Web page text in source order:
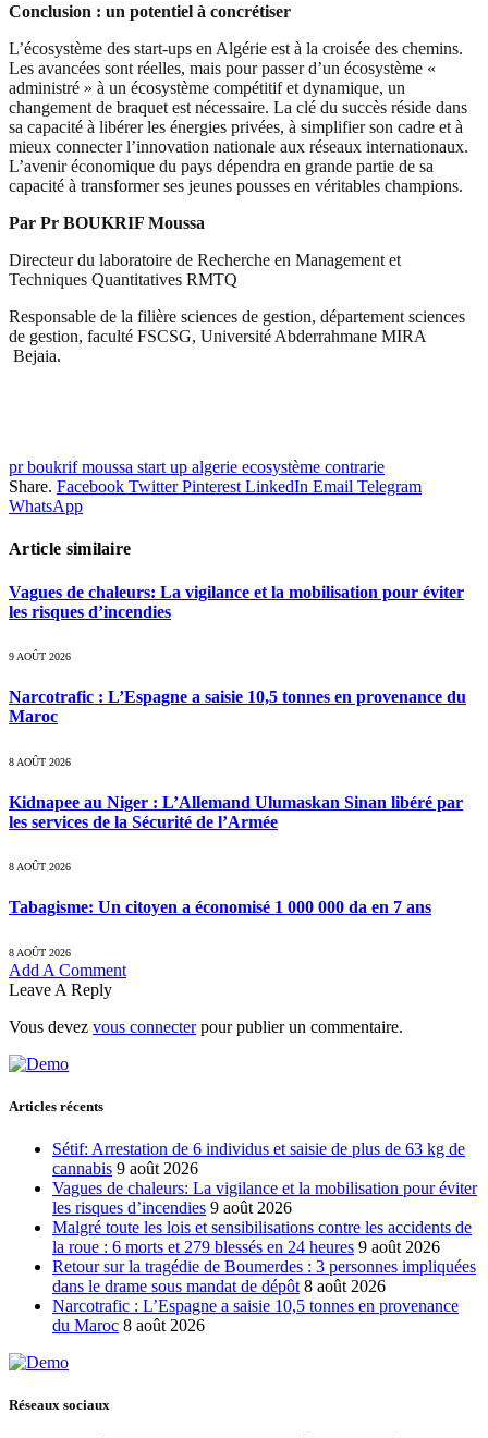
Conclusion : un potentiel à concrétiser
L’écosystème des start-ups en Algérie est à la croisée des chemins.
Les avancées sont réelles, mais pour passer d’un écosystème «
administré » à un écosystème compétitif et dynamique, un
changement de braquet est nécessaire. La clé du succès réside dans
sa capacité à libérer les énergies privées, à simplifier son cadre et à
mieux connecter l’innovation nationale aux réseaux internationaux.
L’avenir économique du pays dépendra en grande partie de sa
capacité à transformer ses jeunes pousses en véritables champions.
Par Pr BOUKRIF Moussa
Directeur du laboratoire de Recherche en Management et
Techniques Quantitatives RMTQ
Responsable de la filière sciences de gestion, département sciences
de gestion, faculté FSCSG, Université Abderrahmane MIRA
Bejaia.
pr boukrif moussa start up algerie ecosystème contrarie
Share. Facebook Twitter Pinterest LinkedIn Email Telegram
WhatsApp
Article similaire
Vagues de chaleurs: La vigilance et la mobilisation pour éviter
les risques d’incendies
9 AOÛT 2026
Narcotrafic : L’Espagne a saisie 10,5 tonnes en provenance du
Maroc
8 AOÛT 2026
Kidnapee au Niger : L’Allemand Ulumaskan Sinan libéré par
les services de la Sécurité de l’Armée
8 AOÛT 2026
Tabagisme: Un citoyen a économisé 1 000 000 da en 7 ans
8 AOÛT 2026
Add A Comment
Leave A Reply
Vous devez vous connecterpour publier un commentaire.
Articles récents
Sétif: Arrestation de 6 individus et saisie de plus de 63 kg de
cannabis 9 août 2026
Vagues de chaleurs: La vigilance et la mobilisation pour éviter
les risques d’incendies 9 août 2026
Malgré toute les lois et sensibilisations contre les accidents de
la roue : 6 morts et 279 blessés en 24 heures 9 août 2026
Retour sur la tragédie de Boumerdes : 3 personnes impliquées
dans le drame sous mandat de dépôt 8 août 2026
Narcotrafic : L’Espagne a saisie 10,5 tonnes en provenance
du Maroc 8 août 2026
Réseaux sociaux